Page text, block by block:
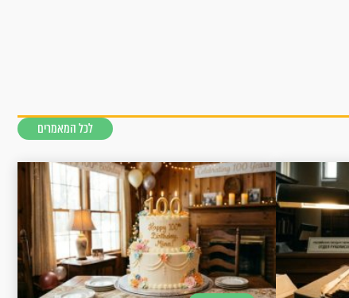
לכל המאמרים